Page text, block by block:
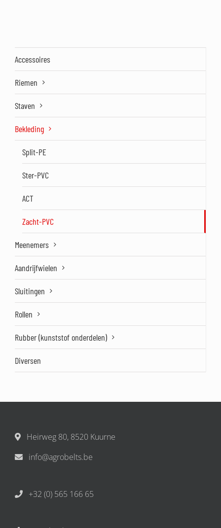
Accessoires
Riemen
Staven
Bekleding
Split-PE
Ster-PVC
ACT
Zacht-PVC
Meenemers
Aandrijfwielen
Sluitingen
Rollen
Rubber (kunststof onderdelen)
Diversen
Heirweg 80, 8520 Kuurne
info@agrobelts.be
+32 (0) 565 166 65